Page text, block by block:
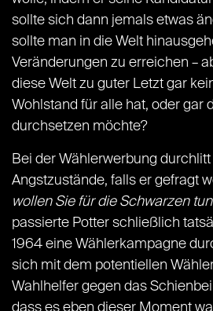
sollte sich dann jemals etwas
sollte man in die Welt
Veränderungen zu erreichen –
diese Welt zu guter Letzt gar
Wohlstand für alle hat, oder gar
durchsetzen möchte?
Bei der Wählerwerbung
Angstzustände, falls er gefragt
wollen Sie für die Schwarzen
passierte Potter schließlich
1964 eine Wählerkampagne
sich mit dem potentiellen
Wahlhelfer gegen das
dass es eben dieser Moment